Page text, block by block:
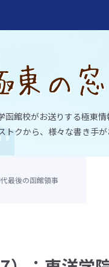
館校がお送りする極東情
トクから、様々な書き手が
最後の函館領事